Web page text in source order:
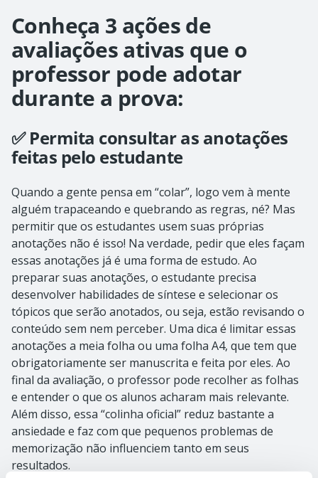
Conheça 3 ações de
avaliações ativas que o
professor pode adotar
durante a prova:
✅ Permita consultar as anotações
feitas pelo estudante
Quando a gente pensa em “colar”, logo vem à mente
alguém trapaceando e quebrando as regras, né? Mas
permitir que os estudantes usem suas próprias
anotações não é isso! Na verdade, pedir que eles façam
essas anotações já é uma forma de estudo. Ao
preparar suas anotações, o estudante precisa
desenvolver habilidades de síntese e selecionar os
tópicos que serão anotados, ou seja, estão revisando o
conteúdo sem nem perceber. Uma dica é limitar essas
anotações a meia folha ou uma folha A4, que tem que
obrigatoriamente ser manuscrita e feita por eles. Ao
final da avaliação, o professor pode recolher as folhas
e entender o que os alunos acharam mais relevante.
Além disso, essa “colinha oficial” reduz bastante a
ansiedade e faz com que pequenos problemas de
memorização não influenciem tanto em seus
resultados.